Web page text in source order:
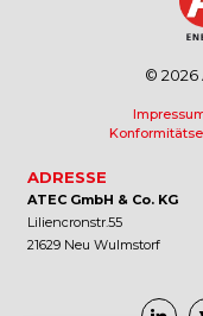
© 2026
ADRESSE
ATEC GmbH & Co. KG
Liliencronstr.55
21629 Neu Wulmstorf